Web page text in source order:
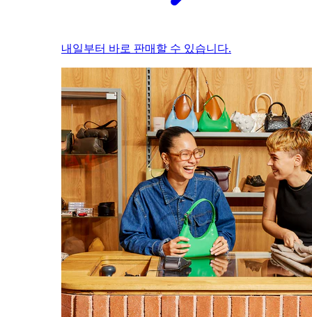
내일부터 바로 판매할 수 있습니다.